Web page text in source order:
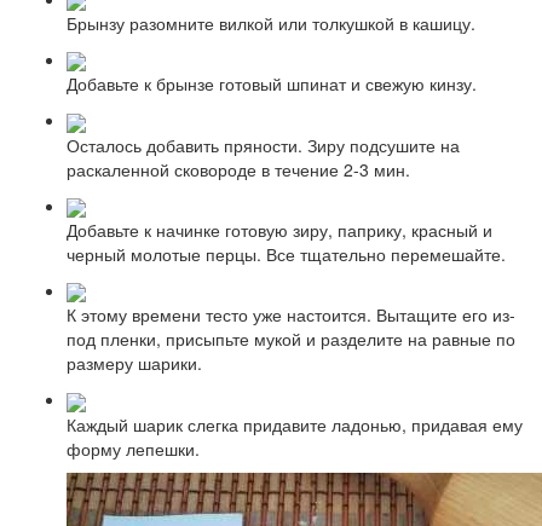
Брынзу разомните вилкой или толкушкой в кашицу.
Добавьте к брынзе готовый шпинат и свежую кинзу.
Осталось добавить пряности. Зиру подсушите на
раскаленной сковороде в течение 2-3 мин.
Добавьте к начинке готовую зиру, паприку, красный и
черный молотые перцы. Все тщательно перемешайте.
К этому времени тесто уже настоится. Вытащите его из-
под пленки, присыпьте мукой и разделите на равные по
размеру шарики.
Каждый шарик слегка придавите ладонью, придавая ему
форму лепешки.